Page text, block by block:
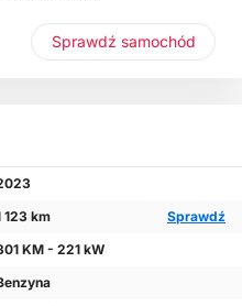
Sprawdź samochód
123 km
Sprawdź
KM - 221 kW